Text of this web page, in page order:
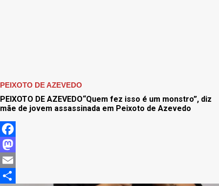
PEIXOTO DE AZEVEDO
PEIXOTO DE AZEVEDO“Quem fez isso é um monstro”, diz
mãe de jovem assassinada em Peixoto de Azevedo
Facebook
Mastodon
Email